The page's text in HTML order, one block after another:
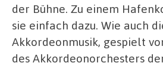
der Bühne. Zu einem
sie einfach dazu. Wie auch
Akkordeonmusik, gespielt
des Akkordeonorchesters